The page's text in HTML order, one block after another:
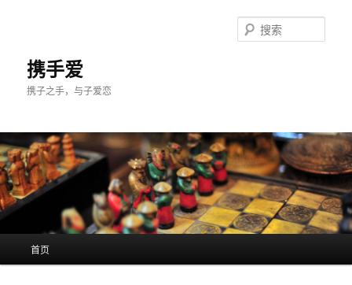
携手爱
携子之手，与子爱恋
索
首页